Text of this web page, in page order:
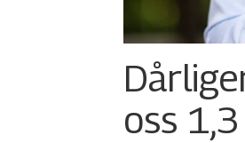
oss